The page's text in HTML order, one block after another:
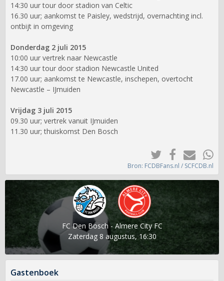
14:30 uur tour door stadion van Celtic
16.30 uur; aankomst te Paisley, wedstrijd, overnachting incl.
ontbijt in omgeving
Donderdag 2 juli 2015
10:00 uur vertrek naar Newcastle
14:30 uur tour door stadion Newcastle United
17.00 uur; aankomst te Newcastle, inschepen, overtocht
Newcastle – IJmuiden
Vrijdag 3 juli 2015
09.30 uur; vertrek vanuit IJmuiden
11.30 uur; thuiskomst Den Bosch
Bron: FCDBFans.nl / SCFCDB.nl
FC Den Bosch - Almere City FC
Zaterdag 8 augustus, 16:30
Gastenboek